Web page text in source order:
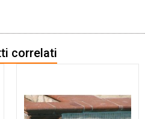
correlati